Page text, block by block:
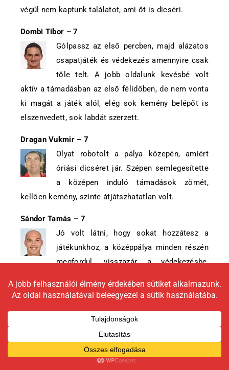
végül nem kaptunk találatot, ami őt is dicséri.
Dombi Tibor – 7
Gólpassz az első percben, majd alázatos
csapatjáték és védekezés amennyire csak
tőle telt. A jobb oldalunk kevésbé volt
aktív a támadásban az első félidőben, de nem vonta
ki magát a játék alól, elég sok kemény belépőt is
elszenvedett, sok labdát szerzett.
Dragan Vukmir – 7
Olyat robotolt a pálya közepén, amiért
óriási dicséret jár. Szépen semlegesítette
a középen induló támadások zömét,
kellően kemény, szinte átjátszhatatlan volt.
Sándor Tamás – 7
Jó volt látni, hogy sokat hozzátesz a
játékunkhoz, a középpálya minden részén
megfordul, visszazár a védekezésbe,
remek meglátásai és passzai vannak. Nem játszott
nem láttunk tőle extrát, de most nem is volt rá
Halmosi Péter – 10